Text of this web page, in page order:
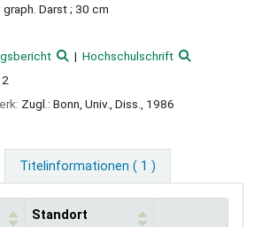
graph. Darst ; 30 cm
Hochschulschrift
2
Zugl.: Bonn, Univ., Diss., 1986
Titelinformationen ( 1 )
Standort